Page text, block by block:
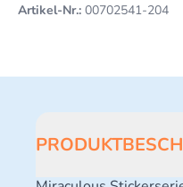
Artikel-Nr.: 00702541-204